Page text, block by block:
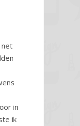
net
in
ik